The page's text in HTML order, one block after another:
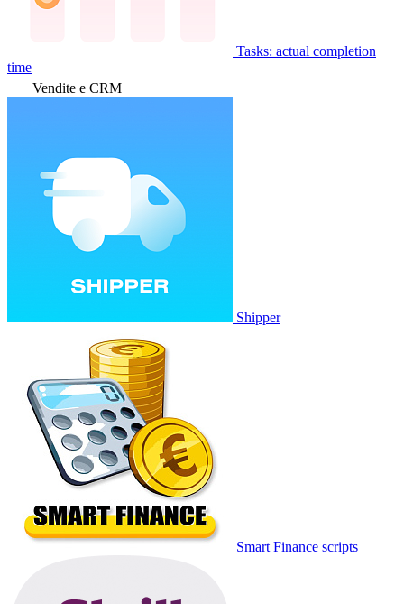
Tasks: actual completion
time
Vendite e CRM
Shipper
Smart Finance scripts